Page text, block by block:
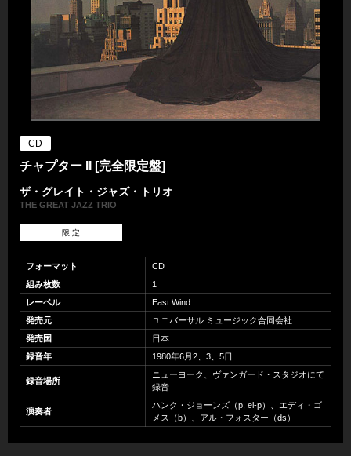
CD
チャプター II [完全限定盤]
ザ・グレイト・ジャズ・トリオ
THE GREAT JAZZ TRIO
限 定
フォーマット
CD
組み枚数
1
レーベル
East Wind
発売元
ユニバーサル ミュージック合同会社
発売国
日本
録音年
1980年6月2、3、5日
録音場所
ニューヨーク、ヴァンガード・スタジオにて
録音
演奏者
ハンク・ジョーンズ（p, el-p）、エディ・ゴ
メス（b）、アル・フォスター（ds）